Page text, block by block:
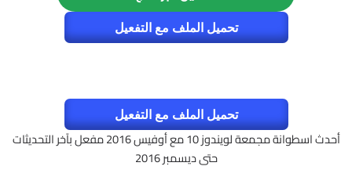
تحميل الملف مع التفعيل
تحميل الملف مع التفعيل
أحدث اسطوانة مجمعة لويندوز 10 مع أوفيس 2016 مفعل بآخر التحديثات
حتى ديسمبر 2016